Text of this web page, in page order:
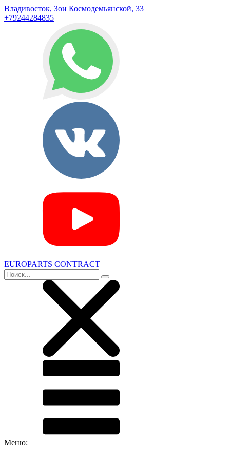
Владивосток, Зои Космодемьянской, 33
+79244284835
EUROPARTS CONTRACT
Меню: